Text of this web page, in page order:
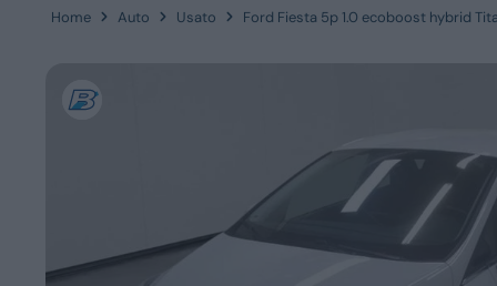
Home Auto Usato Ford Fiesta 5p 1.0 ecoboost hybrid